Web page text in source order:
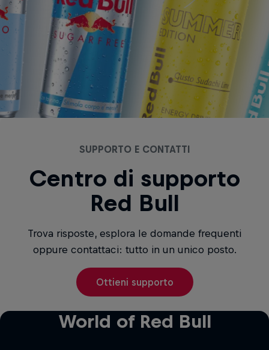
SUPPORTO E CONTATTI
Centro di supporto
Red Bull
Trova risposte, esplora le domande frequenti
oppure contattaci: tutto in un unico posto.
Ottieni supporto
World of Red Bull